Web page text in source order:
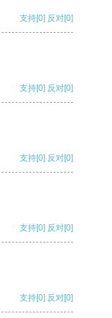
支持[0] 反对[0]
支持[0] 反对[0]
支持[0] 反对[0]
支持[0] 反对[0]
支持[0] 反对[0]